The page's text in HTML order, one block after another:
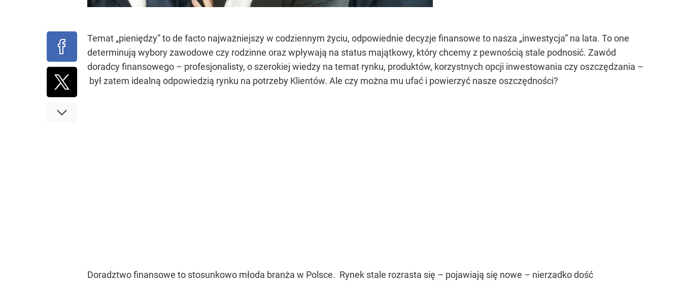
Temat „pieniędzy” to de facto najważniejszy w codziennym życiu, odpowiednie decyzje finansowe to nasza „inwestycja” na lata. To one
determinują wybory zawodowe czy rodzinne oraz wpływają na status majątkowy, który chcemy z pewnością stale podnosić. Zawód
doradcy finansowego – profesjonalisty, o szerokiej wiedzy na temat rynku, produktów, korzystnych opcji inwestowania czy oszczędzania –
był zatem idealną odpowiedzią rynku na potrzeby Klientów. Ale czy można mu ufać i powierzyć nasze oszczędności?
Doradztwo finansowe to stosunkowo młoda branża w Polsce. Rynek stale rozrasta się – pojawiają się nowe – nierzadko dość